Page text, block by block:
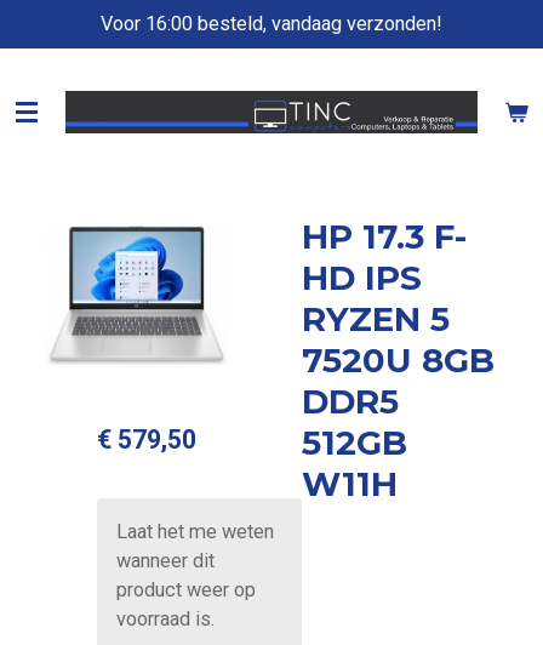
direct
de
Voor 16:00 besteld, vandaag verzonden!
HP 17.3 F-
HD IPS
RYZEN 5
7520U 8GB
DDR5
512GB
W11H
€ 579,50
Laat het me weten
wanneer dit
product weer op
voorraad is.